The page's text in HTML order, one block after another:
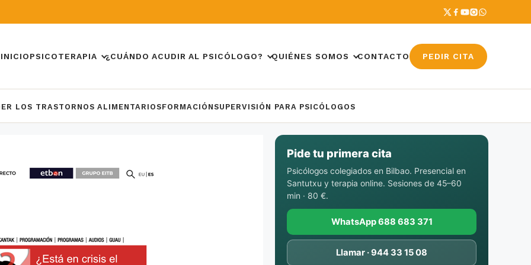
INICIOPSICOTERAPIA ¿CUÁNDO ACUDIR AL PSICÓLOGO? QUIÉNES SOMOS CONTACTO PEDIR CITA
LOS TRASTORNOS ALIMENTARIOSFORMACIÓNSUPERVISIÓN PARA PSICÓLOGOS
Pide tu primera cita
Psicólogos colegiados en Bilbao. Presencial en
Santutxu y terapia online. Sesiones de 45–60
min · 80 €.
WhatsApp 688 683 371
Llamar · 944 33 15 08